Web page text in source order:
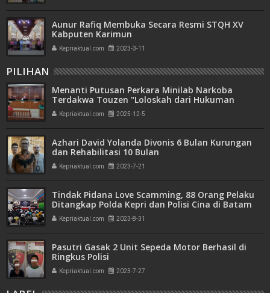
Aunur Rafiq Membuka Secara Resmi STQH XV
Kabputen Karimun
Kepriaktual.com 2023-3-11
PILIHAN
Menanti Putusan Perkara Minilab Narkoba
Terdakwa Touzen "Loloskah dari Hukuman
Seumur Hidup atau Mati"
Kepriaktual.com 2025-12-5
Azhari David Yolanda Divonis 6 Bulan Kurungan
dan Rehabilitasi 10 Bulan
Kepriaktual.com 2023-7-21
Tindak Pidana Love Scamming, 88 Orang Pelaku
Ditangkap Polda Kepri dan Polisi Cina di Batam
Kepriaktual.com 2023-8-31
Pasutri Gasak 2 Unit Sepeda Motor Berhasil di
Ringkus Polisi
Kepriaktual.com 2023-7-27